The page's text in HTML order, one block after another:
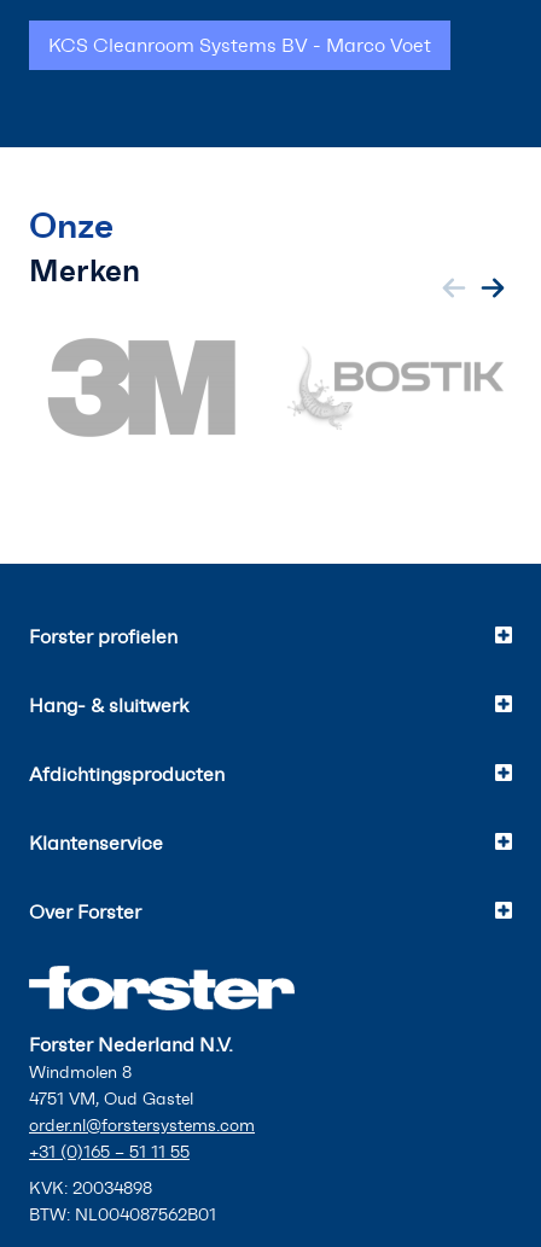
KCS Cleanroom Systems BV - Marco Voet
Afbouw Rikkert B.V. - Frank ten Berge
Onze
Merken
Forster profielen
Hang- & sluitwerk
Afdichtingsproducten
Klantenservice
Over Forster
Forster Nederland N.V.
Windmolen 8
4751 VM, Oud Gastel
order.nl@forstersystems.com
+31 (0)165 – 51 11 55
KVK: 20034898
BTW: NL004087562B01